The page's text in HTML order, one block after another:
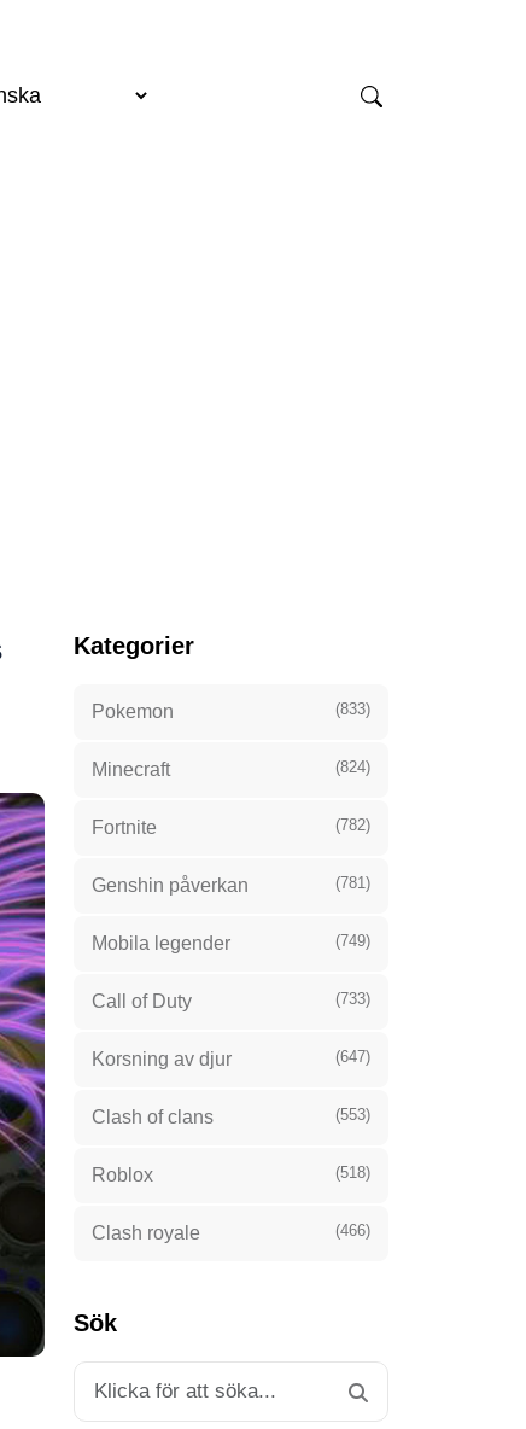
Kategorier
Pokemon (833)
Minecraft (824)
Fortnite (782)
Genshin påverkan (781)
Mobila legender (749)
Call of Duty (733)
Korsning av djur (647)
Clash of clans (553)
Roblox (518)
Clash royale (466)
Sök